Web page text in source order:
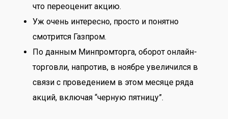
что переоценит акцию.
Уж очень интересно, просто и понятно
смотрится Газпром.
По данным Минпромторга, оборот онлайн-
торговли, напротив, в ноябре увеличился в
связи с проведением в этом месяце ряда
акций, включая “черную пятницу”.